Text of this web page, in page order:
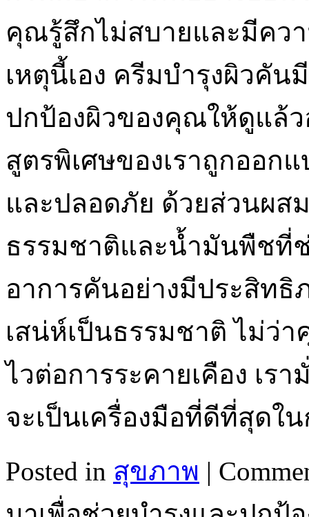
คุณรู้สึกไม่สบายและมีคว
เหตุนี้เอง ครีมบำรุงผิวคั
ปกป้องผิวของคุณให้ดูแล้
สูตรพิเศษของเราถูกออ
และปลอดภัย ด้วยส่วนผส
ธรรมชาติและน้ำมันพืชที่
อาการคันอย่างมีประสิท
เสน่ห์เป็นธรรมชาติ ไม่ว่
ไวต่อการระคายเคือง เร
จะเป็นเครื่องมือที่ดีที่สุดใ
Posted in สุขภาพ |